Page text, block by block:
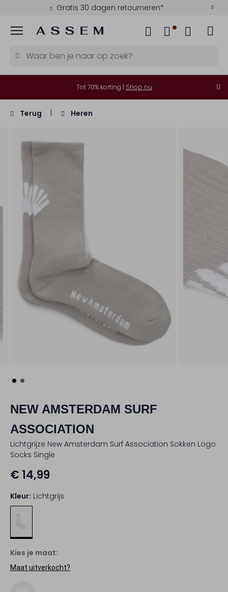
Gratis 30 dagen retourneren*
Menu
Tot 70% korting | Shop nu
Terug Heren
NEW AMSTERDAM SURF
ASSOCIATION
Lichtgrijze New Amsterdam Surf Association Sokken Logo
Socks Single
€ 14,99
Kleur: Lichtgrijs
Kies je maat:
Maat uitverkocht?